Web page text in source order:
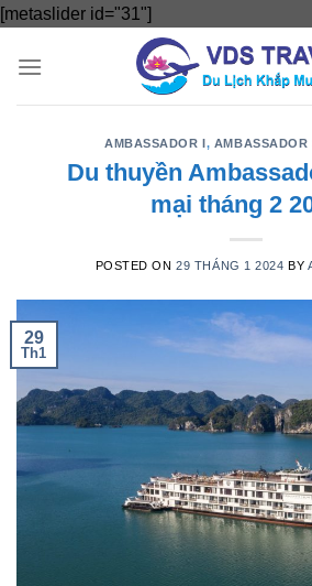
[metaslider id="31"]Skip
to
content
AMBASSADOR I, AMBASSADOR
Du thuyền
mại tháng 2
POSTED ON29 THÁNG 1 2024 BY
29
Th1